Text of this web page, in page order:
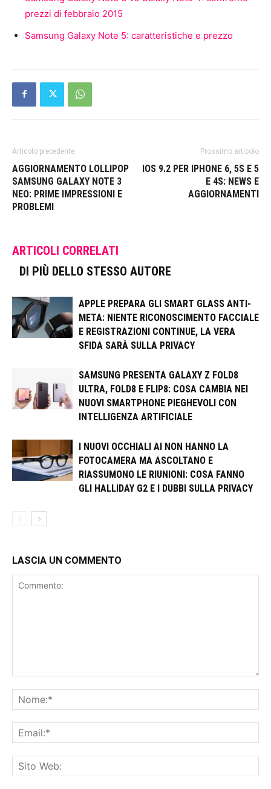
prezzi di febbraio 2015
Samsung Galaxy Note 5: caratteristiche e prezzo
Articolo precedente
AGGIORNAMENTO LOLLIPOP
SAMSUNG GALAXY NOTE 3
NEO: PRIME IMPRESSIONI E
PROBLEMI
Prossimo articolo
IOS 9.2 PER IPHONE 6, 5S E 5
E 4S: NEWS E
AGGIORNAMENTI
ARTICOLI CORRELATI
DI PIÙ DELLO STESSO AUTORE
APPLE PREPARA GLI SMART GLASS ANTI-
META: NIENTE RICONOSCIMENTO FACCIALE
E REGISTRAZIONI CONTINUE, LA VERA
SFIDA SARÀ SULLA PRIVACY
SAMSUNG PRESENTA GALAXY Z FOLD8
ULTRA, FOLD8 E FLIP8: COSA CAMBIA NEI
NUOVI SMARTPHONE PIEGHEVOLI CON
INTELLIGENZA ARTIFICIALE
I NUOVI OCCHIALI AI NON HANNO LA
FOTOCAMERA MA ASCOLTANO E
RIASSUMONO LE RIUNIONI: COSA FANNO
GLI HALLIDAY G2 E I DUBBI SULLA PRIVACY
LASCIA UN COMMENTO